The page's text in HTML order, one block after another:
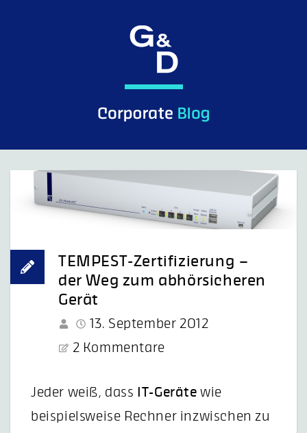
G&D Control what you see.
TEMPEST-Zertifizierung –
der Weg zum abhörsicheren
Gerät
13. September 2012
2 Kommentare
Jeder weiß, dass IT-Geräte wie
beispielsweise Rechner inzwischen zu